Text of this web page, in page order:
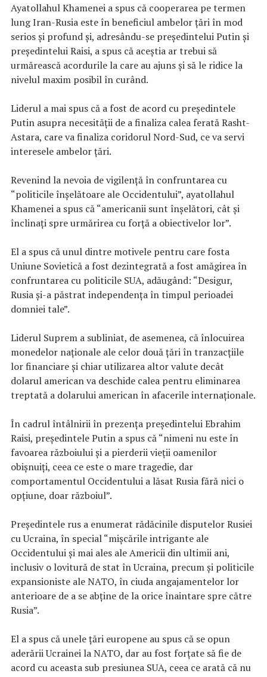
Ayatollahul Khamenei a spus că cooperarea pe termen
lung Iran-Rusia este în beneficiul ambelor țări în mod
serios și profund și, adresându-se președintelui Putin și
președintelui Raisi, a spus că aceștia ar trebui să
urmărească acordurile la care au ajuns și să le ridice la
nivelul maxim posibil în curând.
Liderul a mai spus că a fost de acord cu președintele
Putin asupra necesității de a finaliza calea ferată Rasht-
Astara, care va finaliza coridorul Nord-Sud, ce va servi
interesele ambelor țări.
Revenind la nevoia de vigilență în confruntarea cu
“politicile înșelătoare ale Occidentului”, ayatollahul
Khamenei a spus că “americanii sunt înșelători, cât și
înclinați spre urmărirea cu forță a obiectivelor lor”.
El a spus că unul dintre motivele pentru care fosta
Uniune Sovietică a fost dezintegrată a fost amăgirea în
confruntarea cu politicile SUA, adăugând: “Desigur,
Rusia și-a păstrat independența în timpul perioadei
domniei tale”.
Liderul Suprem a subliniat, de asemenea, că înlocuirea
monedelor naționale ale celor două țări în tranzacțiile
lor financiare și chiar utilizarea altor valute decât
dolarul american va deschide calea pentru eliminarea
treptată a dolarului american în afacerile internaționale.
În cadrul întâlnirii în prezența președintelui Ebrahim
Raisi, președintele Putin a spus că “nimeni nu este în
favoarea războiului și a pierderii vieții oamenilor
obișnuiți, ceea ce este o mare tragedie, dar
comportamentul Occidentului a lăsat Rusia fără nici o
opţiune, doar războiul”.
Președintele rus a enumerat rădăcinile disputelor Rusiei
cu Ucraina, în special “mișcările intrigante ale
Occidentului și mai ales ale Americii din ultimii ani,
inclusiv o lovitură de stat în Ucraina, precum și politicile
expansioniste ale NATO, în ciuda angajamentelor lor
anterioare de a se abține de la orice înaintare spre către
Rusia”.
El a spus că unele țări europene au spus că se opun
aderării Ucrainei la NATO, dar au fost forțate să fie de
acord cu aceasta sub presiunea SUA, ceea ce arată că nu